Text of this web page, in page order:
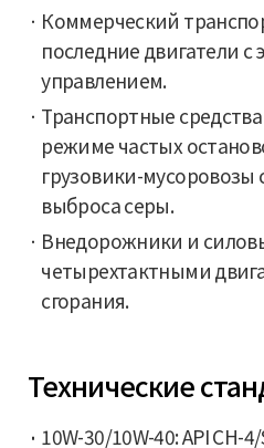
Коммерческий
последние двигатели с
управлением.
Транспортные
режиме частых
грузовики-
выброса серы.
Внедорожники и
четырехтактными
сгорания.
Технические
10W-30/10W-40: API CH-4/